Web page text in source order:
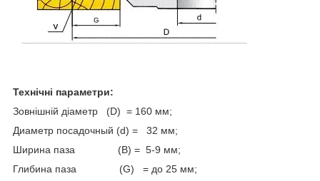
Технічні параметри:
Зовнішній діаметр (D) = 160 мм;
Диаметр посадочный (d) = 32 мм;
Ширина паза (В) = 5-9 мм;
Глибина паза (G) = до 25 мм;